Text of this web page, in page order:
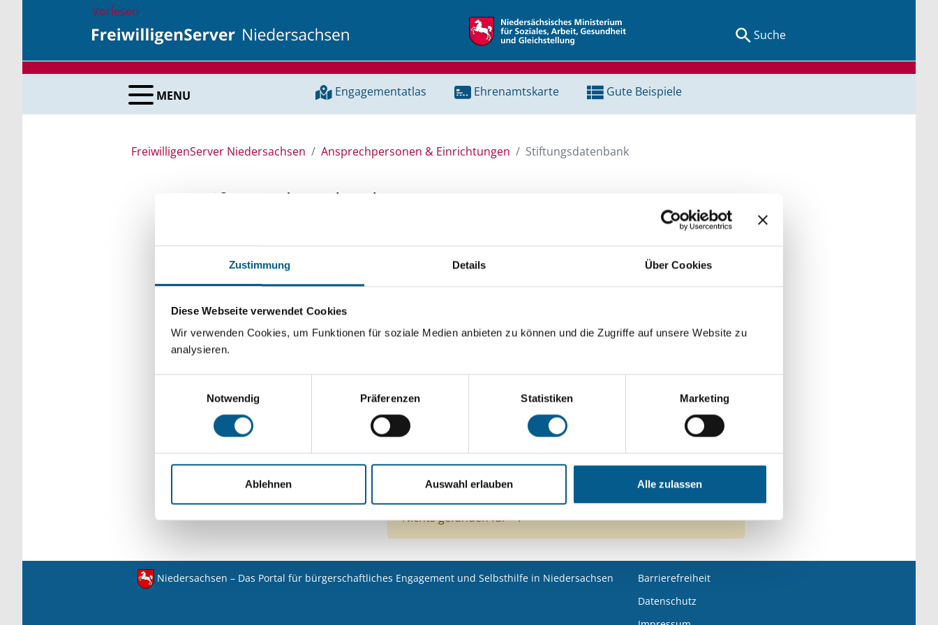
Zustimmung Details Über Cookies
Diese Webseite verwendet Cookies
Wir verwenden Cookies, um Funktionen für soziale Medien anbieten zu können und die Zugriffe auf unsere Website zu
analysieren.
Notwendig
Präferenzen Statistiken Marketing
Ablehnen Auswahl erlauben Alle zulassen
Vorlesen
Suche
MENU Engagementatlas Ehrenamtskarte Gute Beispiele
FreiwilligenServer Niedersachsen Ansprechpersonen & Einrichtungen Stiftungsdatenbank
Stiftungsdatenbank
Recherchieren Sie in unserer Stiftungsdatenbank nach Themen, Kategorien, Suchbegriffen und Orten.
Bei der Suche bitte die Groß- und Kleinschreibung beachten.
Bitte Suchbegriff eingeben. Ergebnisse können durch die Wahl von Bereichen oder Kategorien
verfeinert werden.
Suchen
Aktive Filter:
Bereiche: Stiftungen
Kategorie: Hilfsbedürftige Menschen
Kategorie: Wohlfahrtswesen
Kategorie: Wissenschaft und Forschung
Kategorie: Denkmalschutz
Nichts gefunden für "".
Niedersachsen – Das Portal für bürgerschaftliches Engagement und Selbsthilfe in Niedersachsen
Barrierefreiheit
Datenschutz